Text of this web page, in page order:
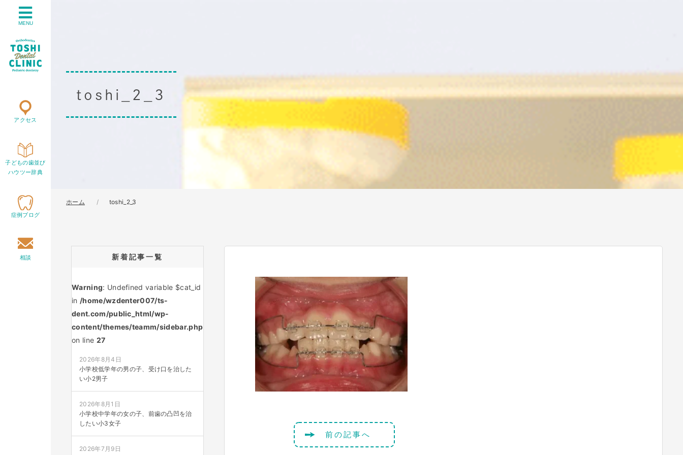
MENU
アクセス
子どもの歯並び
ハウツー辞典
症例ブログ
相談
toshi_2_3
ホーム toshi_2_3
新着記事一覧
Warning: Undefined variable $cat_id
in /home/wzdenter007/ts-
dent.com/public_html/wp-
content/themes/teamm/sidebar.php
on line 27
2026年8月4日
小学校低学年の男の子、受け口を治した
い小2男子
2026年8月1日
小学校中学年の女の子、前歯の凸凹を治
したい小3女子
2026年7月9日
前の記事へ